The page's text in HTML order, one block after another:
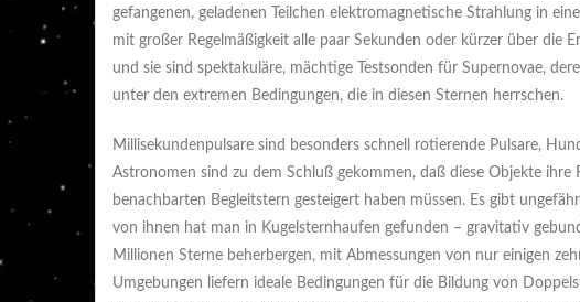
gefangenen, geladenen Teilchen elektromagnetische Strahlung in
mit großer Regelmäßigkeit alle paar Sekunden oder kürzer über die
und sie sind spektakuläre, mächtige Testsonden für Supernovae,
unter den extremen Bedingungen, die in diesen Sternen herrschen.
Millisekundenpulsare sind besonders schnell rotierende Pulsare,
Astronomen sind zu dem Schluß gekommen, daß diese Objekte
benachbarten Begleitstern gesteigert haben müssen. Es gibt
von ihnen hat man in Kugelsternhaufen gefunden – gravitativ
Millionen Sterne beherbergen, mit Abmessungen von nur einigen
Umgebungen liefern ideale Bedingungen für die Bildung von